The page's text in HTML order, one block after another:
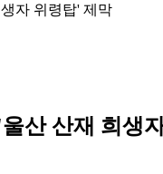
자 위령탑' 제막
산 산재 희생